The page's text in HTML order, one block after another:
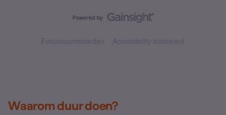
Forumvoorwaarden Accessibility statement
Waarom duur doen?